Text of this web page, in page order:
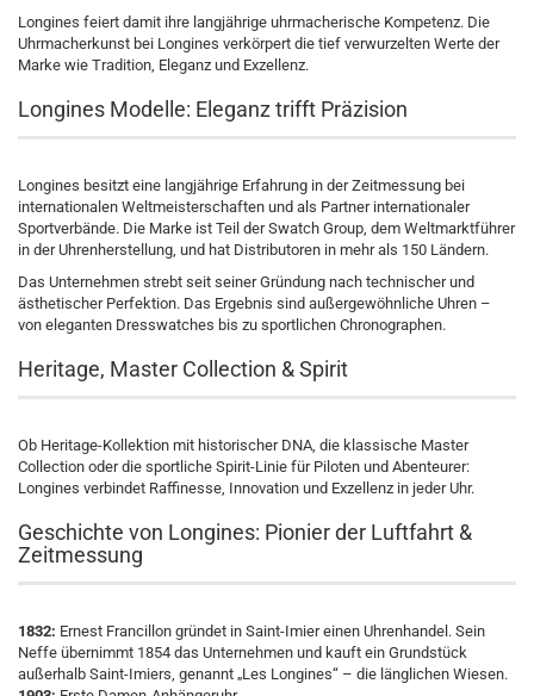
Longines feiert damit ihre langjährige uhrmacherische Kompetenz. Die
Uhrmacherkunst bei Longines verkörpert die tief verwurzelten Werte der
Marke wie Tradition, Eleganz und Exzellenz.
Longines Modelle: Eleganz trifft Präzision
Longines besitzt eine langjährige Erfahrung in der Zeitmessung bei
internationalen Weltmeisterschaften und als Partner internationaler
Sportverbände. Die Marke ist Teil der Swatch Group, dem Weltmarktführer
in der Uhrenherstellung, und hat Distributoren in mehr als 150 Ländern.
Das Unternehmen strebt seit seiner Gründung nach technischer und
ästhetischer Perfektion. Das Ergebnis sind außergewöhnliche Uhren –
von eleganten Dresswatches bis zu sportlichen Chronographen.
Heritage, Master Collection & Spirit
Ob Heritage-Kollektion mit historischer DNA, die klassische Master
Collection oder die sportliche Spirit-Linie für Piloten und Abenteurer:
Longines verbindet Raffinesse, Innovation und Exzellenz in jeder Uhr.
Geschichte von Longines: Pionier der Luftfahrt &
Zeitmessung
1832: Ernest Francillon gründet in Saint-Imier einen Uhrenhandel. Sein
Neffe übernimmt 1854 das Unternehmen und kauft ein Grundstück
außerhalb Saint-Imiers, genannt „Les Longines“ – die länglichen Wiesen.